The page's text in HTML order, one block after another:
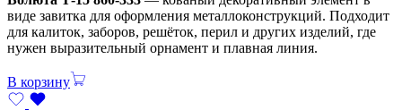
виде завитка для оформления металлоконструкций. Подходит
для калиток, заборов, решёток, перил и других изделий, где
нужен выразительный орнамент и плавная линия.
В корзину